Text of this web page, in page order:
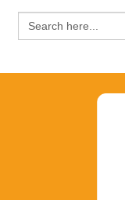
Search
Search
for: